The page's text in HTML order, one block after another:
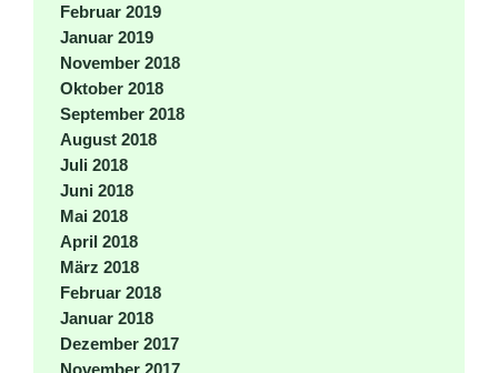
Februar 2019
Januar 2019
November 2018
Oktober 2018
September 2018
August 2018
Juli 2018
Juni 2018
Mai 2018
April 2018
März 2018
Februar 2018
Januar 2018
Dezember 2017
November 2017